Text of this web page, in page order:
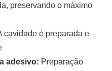
preservando o máximo
cavidade é preparada e
adesivo: Preparação